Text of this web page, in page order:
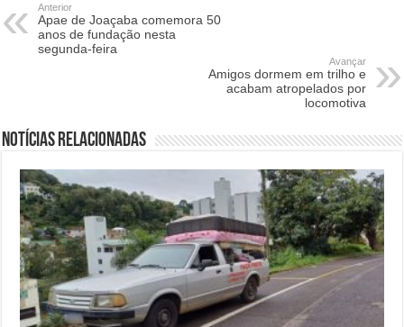
Anterior
Apae de Joaçaba comemora 50
anos de fundação nesta
segunda-feira
Avançar
Amigos dormem em trilho e
acabam atropelados por
locomotiva
Notícias relacionadas